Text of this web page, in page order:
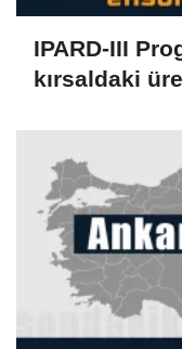
IPARD-III
kırsaldaki